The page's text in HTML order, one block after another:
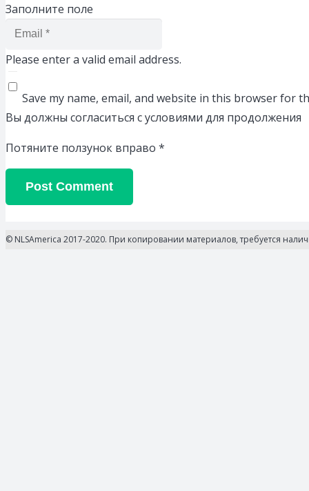
Заполните поле
Please enter a valid email address.
Save my name, email, and website in this browser for
Вы должны согласиться с условиями для продолжения
Потяните ползунок вправо *
Post Comment
© NLSAmerica 2017-2020. При копировании материалов, требуется